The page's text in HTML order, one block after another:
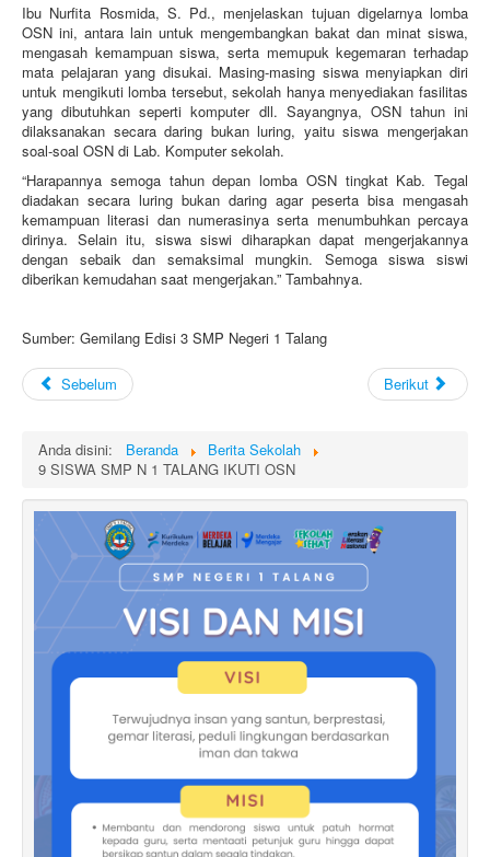
Ibu Nurfita Rosmida, S. Pd., menjelaskan tujuan digelarnya lomba
OSN ini, antara lain untuk mengembangkan bakat dan minat siswa,
mengasah kemampuan siswa, serta memupuk kegemaran terhadap
mata pelajaran yang disukai. Masing-masing siswa menyiapkan diri
untuk mengikuti lomba tersebut, sekolah hanya menyediakan fasilitas
yang dibutuhkan seperti komputer dll. Sayangnya, OSN tahun ini
dilaksanakan secara daring bukan luring, yaitu siswa mengerjakan
soal-soal OSN di Lab. Komputer sekolah.
“Harapannya semoga tahun depan lomba OSN tingkat Kab. Tegal
diadakan secara luring bukan daring agar peserta bisa mengasah
kemampuan literasi dan numerasinya serta menumbuhkan percaya
dirinya. Selain itu, siswa siswi diharapkan dapat mengerjakannya
dengan sebaik dan semaksimal mungkin. Semoga siswa siswi
diberikan kemudahan saat mengerjakan.” Tambahnya.
Sumber: Gemilang Edisi 3 SMP Negeri 1 Talang
Sebelum Berikut
Anda disini: Beranda
Berita Sekolah
9 SISWA SMP N 1 TALANG IKUTI OSN